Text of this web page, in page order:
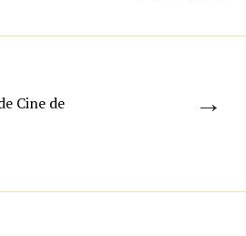
→
Cine de